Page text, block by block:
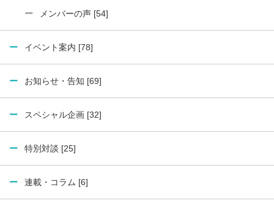
メンバーの声 [54]
イベント案内 [78]
お知らせ・告知 [69]
スペシャル企画 [32]
特別対談 [25]
連載・コラム [6]